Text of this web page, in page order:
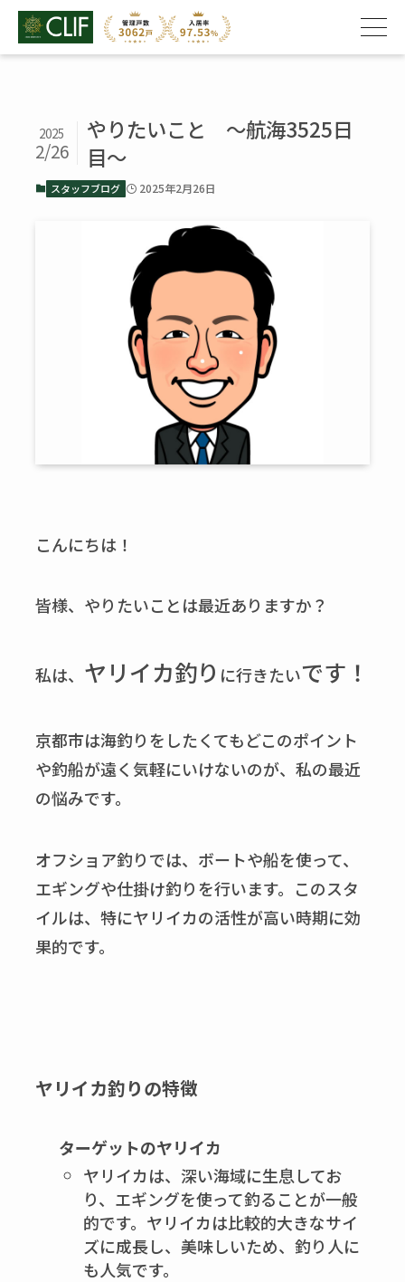
やりたいこと ～航海3525日
目～
2025
2/26
スタッフブログ 2025年2月26日
こんにちは！
皆様、やりたいことは最近ありますか？
私は、 ヤリイカ釣り に行きたいです！
京都市は海釣りをしたくてもどこのポイント
や釣船が遠く気軽にいけないのが、私の最近
の悩みです。
オフショア釣りでは、ボートや船を使って、
エギングや仕掛け釣りを行います。このスタ
イルは、特にヤリイカの活性が高い時期に効
果的です。
ヤリイカ釣りの特徴
ターゲットのヤリイカ
ヤリイカは、深い海域に生息してお
り、エギングを使って釣ることが一般
的です。ヤリイカは比較的大きなサイ
ズに成長し、美味しいため、釣り人に
も人気です。